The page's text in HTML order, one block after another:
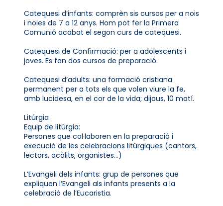
Catequesi d’infants: comprèn sis cursos per a nois
i noies de 7 a 12 anys. Hom pot fer la Primera
Comunió acabat el segon curs de catequesi.
Catequesi de Confirmació: per a adolescents i
joves. Es fan dos cursos de preparació.
Catequesi d’adults: una formació cristiana
permanent per a tots els que volen viure la fe,
amb lucidesa, en el cor de la vida; dijous, 10 matí.
Litúrgia
Equip de litúrgia:
Persones que col·laboren en la preparació i
execució de les celebracions litúrgiques (cantors,
lectors, acòlits, organistes...)
L’Evangeli dels infants: grup de persones que
expliquen l’Evangeli als infants presents a la
celebració de l’Eucaristia.